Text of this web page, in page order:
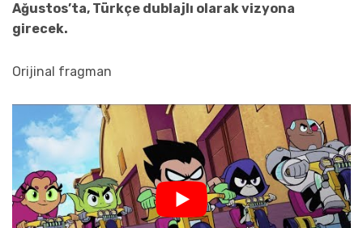
Ağustos’ta, Türkçe dublajlı olarak vizyona
girecek.
Orijinal fragman